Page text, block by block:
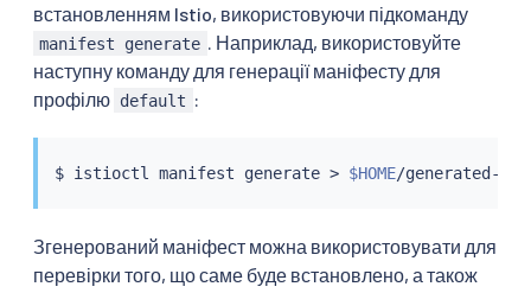
встановленням Istio, використовуючи підкоманду
manifest generate
. Наприклад, використовуйте
наступну команду для генерації маніфесту для
профілю default :
$ istioctl manifest generate > $HOME
Згенерований маніфест можна використовувати для
перевірки того, що саме буде встановлено, а також